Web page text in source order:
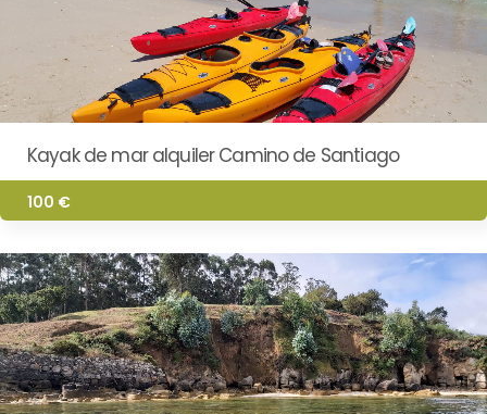
Kayak de mar alquiler Camino de Santiago
100 €